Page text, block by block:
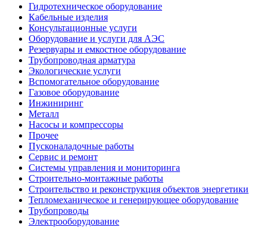
Гидротехническое оборудование
Кабельные изделия
Консультационные услуги
Оборудование и услуги для АЭС
Резервуары и емкостное оборудование
Трубопроводная арматура
Экологические услуги
Вспомогательное оборудование
Газовое оборудование
Инжиниринг
Металл
Насосы и компрессоры
Прочее
Пусконаладочные работы
Сервис и ремонт
Системы управления и мониторинга
Строительно-монтажные работы
Строительство и реконструкция объектов энергетики
Тепломеханическое и генерирующее оборудование
Трубопроводы
Электрооборудование